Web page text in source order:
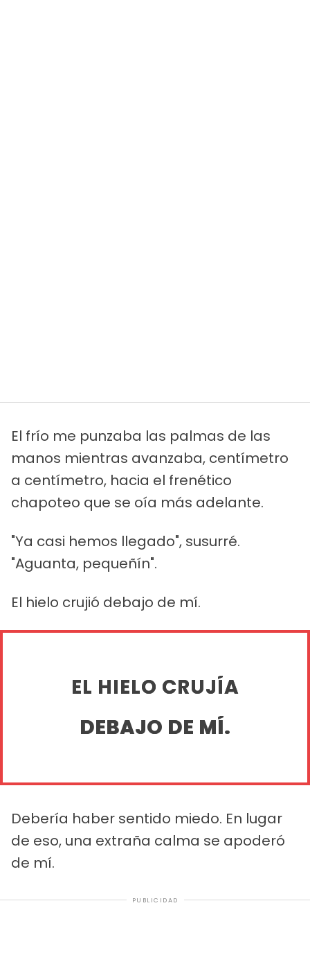
El frío me punzaba las palmas de las
manos mientras avanzaba, centímetro
a centímetro, hacia el frenético
chapoteo que se oía más adelante.
"Ya casi hemos llegado", susurré.
"Aguanta, pequeñín".
El hielo crujió debajo de mí.
EL HIELO CRUJÍA
DEBAJO DE MÍ.
Debería haber sentido miedo. En lugar
de eso, una extraña calma se apoderó
de mí.
PUBLICIDAD